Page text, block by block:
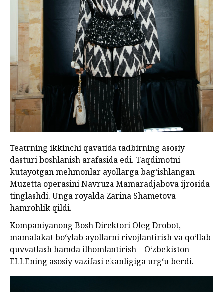
Teatrning ikkinchi qavatida tadbirning asosiy
dasturi boshlanish arafasida edi. Taqdimotni
kutayotgan mehmonlar ayollarga bag‘ishlangan
Muzetta operasini Navruza Mamaradjabova ijrosida
tinglashdi. Unga royalda Zarina Shametova
hamrohlik qildi.
Kompaniyanong Bosh Direktori Oleg Drobot,
mamalakat bo‘ylab ayollarni rivojlantirish va qo‘llab
quvvatlash hamda ilhomlantirish – O‘zbekiston
ELLEning asosiy vazifasi ekanligiga urg‘u berdi.